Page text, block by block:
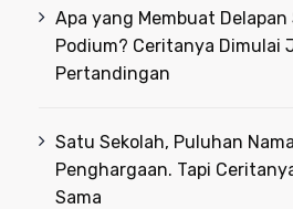
Apa yang Membuat
Podium? Ceritanya Dimulai
Pertandingan
Satu Sekolah, Puluhan
Penghargaan. Tapi
Sama